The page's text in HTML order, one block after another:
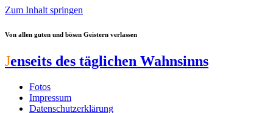
Zum Inhalt springen
Von allen guten und bösen Geistern verlassen
Jenseits des täglichen Wahnsinns
Fotos
Impressum
Datenschutzerklärung